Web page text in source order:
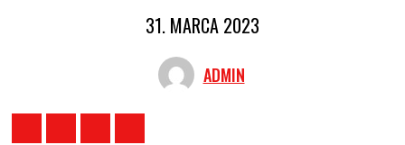
31. MARCA 2023
ADMIN